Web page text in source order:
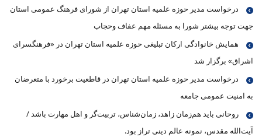
درخواست مدیر حوزه علمیه استان تهران از شورای فرهنگ عمومی استان
جهت توجه بیشتر شورا به مسئله مهم عفاف وحجاب
همایش خانوادگی ارکان تبلیغی حوزه علمیه استان تهران در «فرهنگسرای
اشراق» برگزار شد
درخواست مدیر حوزه علمیه استان تهران در قاطعیت برخورد با متعرضان
به امنیت عمومی جامعه
روحانی باید هم‌زمان زاهد، زمان‌شناس، تربیت‌گر و اهل مهارت باشد /
آیت‌الله مقدس، نمونه عالم دینی تراز بود.